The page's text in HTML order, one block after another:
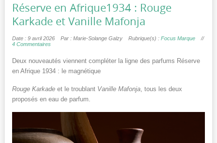
Réserve en Afrique1934 : Rouge
Karkade et Vanille Mafonja
Date : 9 avril 2026 Par : Marie-Solange Galzy Rubrique(s) : Focus Marque
//
4 Commentaires
Deux nouveautés viennent compléter la ligne des parfums Réserve
en Afrique 1934 : le magnétique
Rouge Karkade et le troublant Vanille Mafonja, tous les deux
proposés en eau de parfum.